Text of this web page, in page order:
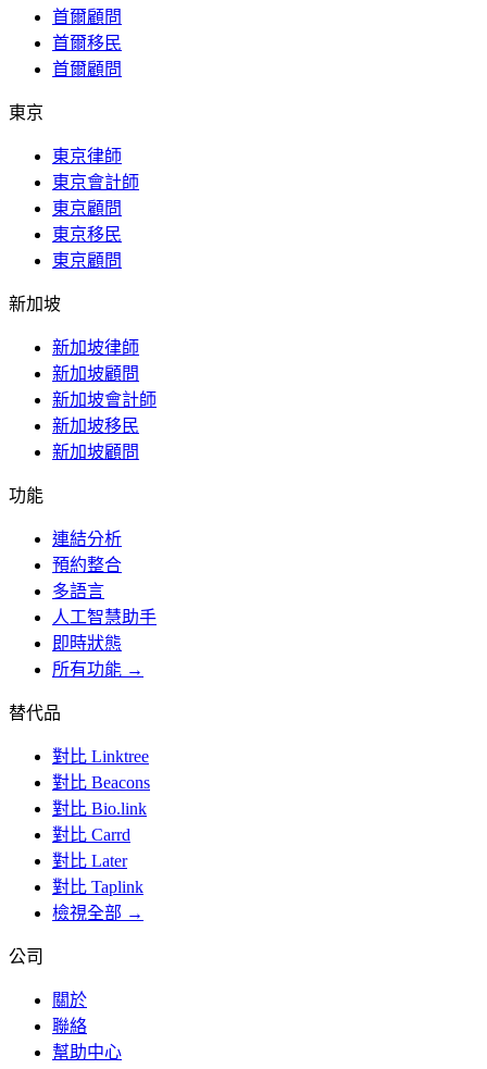
首爾顧問
首爾移民
首爾顧問
東京
東京律師
東京會計師
東京顧問
東京移民
東京顧問
新加坡
新加坡律師
新加坡顧問
新加坡會計師
新加坡移民
新加坡顧問
功能
連結分析
預約整合
多語言
人工智慧助手
即時狀態
所有功能 →
替代品
對比 Linktree
對比 Beacons
對比 Bio.link
對比 Carrd
對比 Later
對比 Taplink
檢視全部 →
公司
關於
聯絡
幫助中心